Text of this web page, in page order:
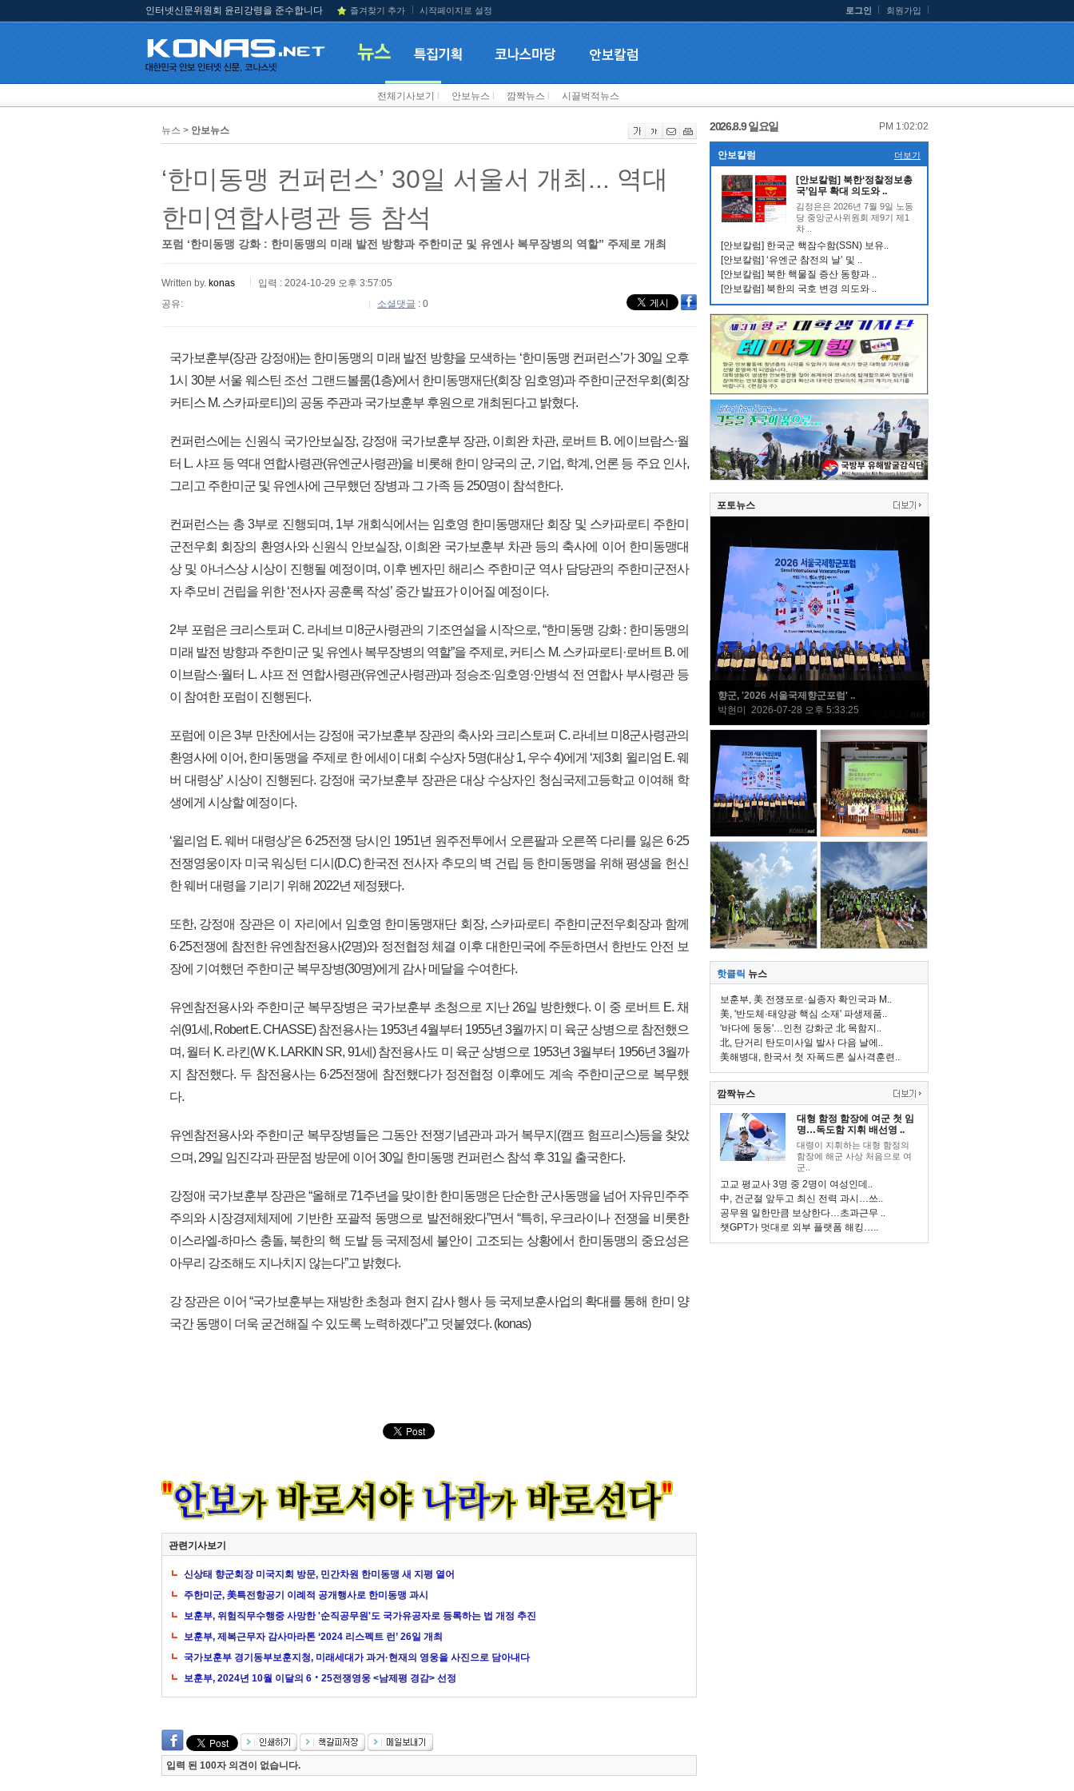
인터넷신문위원회 윤리강령을 준수합니다 즐겨찾기 추가 시작페이지로 설정 로그인 회원가입
전체기사보기 안보뉴스 깜짝뉴스 시끌벅적뉴스
뉴스 > 안보뉴스
‘한미동맹 컨퍼런스’ 30일 서울서 개최... 역대
한미연합사령관 등 참석
포럼 ‘한미동맹 강화 : 한미동맹의 미래 발전 방향과 주한미군 및 유엔사 복무장병의 역할” 주제로 개최
Written by. konas
입력 : 2024-10-29 오후 3:57:05
공유:
소셜댓글 : 0
국가보훈부(장관 강정애)는 한미동맹의 미래 발전 방향을 모색하는 ‘한미동맹 컨퍼런스’가 30일 오후
1시 30분 서울 웨스틴 조선 그랜드볼룸(1층)에서 한미동맹재단(회장 임호영)과 주한미군전우회(회장
커티스 M. 스카파로티)의 공동 주관과 국가보훈부 후원으로 개최된다고 밝혔다.
컨퍼런스에는 신원식 국가안보실장, 강정애 국가보훈부 장관, 이희완 차관, 로버트 B. 에이브람스·월
터 L. 샤프 등 역대 연합사령관(유엔군사령관)을 비롯해 한미 양국의 군, 기업, 학계, 언론 등 주요 인사,
그리고 주한미군 및 유엔사에 근무했던 장병과 그 가족 등 250명이 참석한다.
컨퍼런스는 총 3부로 진행되며, 1부 개회식에서는 임호영 한미동맹재단 회장 및 스카파로티 주한미
군전우회 회장의 환영사와 신원식 안보실장, 이희완 국가보훈부 차관 등의 축사에 이어 한미동맹대
상 및 아너스상 시상이 진행될 예정이며, 이후 벤자민 해리스 주한미군 역사 담당관의 주한미군전사
자 추모비 건립을 위한 ‘전사자 공훈록 작성’ 중간 발표가 이어질 예정이다.
2부 포럼은 크리스토퍼 C. 라네브 미8군사령관의 기조연설을 시작으로, “한미동맹 강화 : 한미동맹의
미래 발전 방향과 주한미군 및 유엔사 복무장병의 역할”을 주제로, 커티스 M. 스카파로티·로버트 B. 에
이브람스·월터 L. 샤프 전 연합사령관(유엔군사령관)과 정승조·임호영·안병석 전 연합사 부사령관 등
이 참여한 포럼이 진행된다.
포럼에 이은 3부 만찬에서는 강정애 국가보훈부 장관의 축사와 크리스토퍼 C. 라네브 미8군사령관의
환영사에 이어, 한미동맹을 주제로 한 에세이 대회 수상자 5명(대상 1, 우수 4)에게 ‘제3회 윌리엄 E. 웨
버 대령상’ 시상이 진행된다. 강정애 국가보훈부 장관은 대상 수상자인 청심국제고등학교 이여해 학
생에게 시상할 예정이다.
‘윌리엄 E. 웨버 대령상’은 6·25전쟁 당시인 1951년 원주전투에서 오른팔과 오른쪽 다리를 잃은 6·25
전쟁영웅이자 미국 워싱턴 디시(D.C) 한국전 전사자 추모의 벽 건립 등 한미동맹을 위해 평생을 헌신
한 웨버 대령을 기리기 위해 2022년 제정됐다.
또한, 강정애 장관은 이 자리에서 임호영 한미동맹재단 회장, 스카파로티 주한미군전우회장과 함께
6·25전쟁에 참전한 유엔참전용사(2명)와 정전협정 체결 이후 대한민국에 주둔하면서 한반도 안전 보
장에 기여했던 주한미군 복무장병(30명)에게 감사 메달을 수여한다.
유엔참전용사와 주한미군 복무장병은 국가보훈부 초청으로 지난 26일 방한했다. 이 중 로버트 E. 채
쉬(91세, Robert E. CHASSE) 참전용사는 1953년 4월부터 1955년 3월까지 미 육군 상병으로 참전했으
며, 월터 K. 라킨(W K. LARKIN SR, 91세) 참전용사도 미 육군 상병으로 1953년 3월부터 1956년 3월까
지 참전했다. 두 참전용사는 6·25전쟁에 참전했다가 정전협정 이후에도 계속 주한미군으로 복무했
다.
유엔참전용사와 주한미군 복무장병들은 그동안 전쟁기념관과 과거 복무지(캠프 험프리스)등을 찾았
으며, 29일 임진각과 판문점 방문에 이어 30일 한미동맹 컨퍼런스 참석 후 31일 출국한다.
강정애 국가보훈부 장관은 “올해로 71주년을 맞이한 한미동맹은 단순한 군사동맹을 넘어 자유민주주
주의와 시장경제체제에 기반한 포괄적 동맹으로 발전해왔다”면서 “특히, 우크라이나 전쟁을 비롯한
이스라엘-하마스 충돌, 북한의 핵 도발 등 국제정세 불안이 고조되는 상황에서 한미동맹의 중요성은
아무리 강조해도 지나치지 않는다”고 밝혔다.
강 장관은 이어 “국가보훈부는 재방한 초청과 현지 감사 행사 등 국제보훈사업의 확대를 통해 한미 양
국간 동맹이 더욱 굳건해질 수 있도록 노력하겠다”고 덧붙였다. (konas)
관련기사보기
신상태 향군회장 미국지회 방문, 민간차원 한미동맹 새 지평 열어
주한미군, 美특전항공기 이례적 공개행사로 한미동맹 과시
보훈부, 위험직무수행중 사망한 '순직공무원'도 국가유공자로 등록하는 법 개정 추진
보훈부, 제복근무자 감사마라톤 ‘2024 리스펙트 런’ 26일 개최
국가보훈부 경기동부보훈지청, 미래세대가 과거·현재의 영웅을 사진으로 담아내다
보훈부, 2024년 10월 이달의 6‧25전쟁영웅 <남제평 경감> 선정
입력 된 100자 의견이 없습니다.
2026.8.9 일요일 PM 1:02:03
안보칼럼 더보기
[안보칼럼] 북한‘정찰정보총
국’임무 확대 의도와 ..
김정은은 2026년 7월 9일 노동
당 중앙군사위원회 제9기 제1
차 ..
[안보칼럼] 한국군 핵잠수함(SSN) 보유..
[안보칼럼] ‘유엔군 참전의 날’ 및 ..
[안보칼럼] 북한 핵물질 증산 동향과 ..
[안보칼럼] 북한의 국호 변경 의도와 ..
포토뉴스
향군, '2026 서울국제향군포럼' ..
박현미 2026-07-28 오후 5:33:25
핫클릭 뉴스
보훈부, 美 전쟁포로·실종자 확인국과 M..
美, '반도체·태양광 핵심 소재' 파생제품..
'바다에 둥둥'…인천 강화군 北 목함지..
北, 단거리 탄도미사일 발사 다음 날에..
美해병대, 한국서 첫 자폭드론 실사격훈련..
깜짝뉴스
대형 함정 함장에 여군 첫 임
명…독도함 지휘 배선영 ..
대령이 지휘하는 대형 함정의
함장에 해군 사상 처음으로 여
군..
고교 평교사 3명 중 2명이 여성인데..
中, 건군절 앞두고 최신 전력 과시…쓰..
공무원 일한만큼 보상한다…초과근무 ..
챗GPT가 멋대로 외부 플랫폼 해킹…..